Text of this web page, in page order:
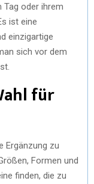
Tag oder ihrem
ist eine
einzigartige
sich vor dem
für
Ergänzung zu
Formen und
finden, die zu